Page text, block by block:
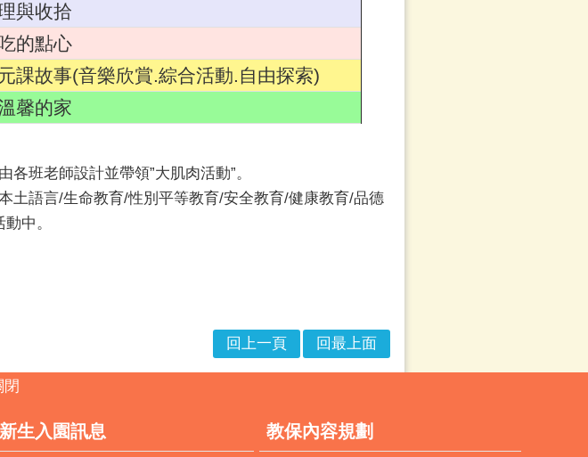
與收拾
的點心
課故事(音樂欣賞.綜合活動.自由探索)
馨的家
設計並帶領”大肌肉活動”。
命教育/性別平等教育/安全教育/健康教育/品德
中。
回上一頁 回最上面
閉
新生入園訊息 教保內容規劃